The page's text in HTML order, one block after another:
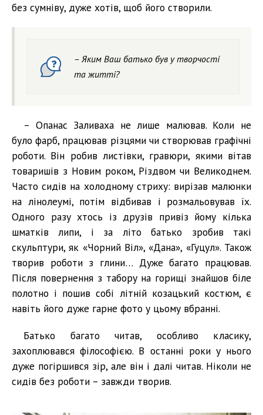
без сумніву, дуже хотів, щоб його створили.
– Яким Ваш батько був у творчості
та житті?
– Опанас Заливаха не лише малював. Коли не
було фарб, працював різцями чи створював графічні
роботи. Він робив листівки, гравюри, якими вітав
товаришів з Новим роком, Різдвом чи Великоднем.
Часто сидів на холодному стриху: вирізав малюнки
на лінолеумі, потім відбивав і розмальовував їх.
Одного разу хтось із друзів привіз йому кілька
шматків липи, і за літо батько зробив такі
скульптури, як «Чорний Віл», «Дана», «Гуцул». Також
творив роботи з глини… Дуже багато працював.
Після повернення з табору на горищі знайшов біле
полотно і пошив собі літній козацький костюм, є
навіть його дуже гарне фото у цьому вбранні.
Батько багато читав, особливо класику,
захоплювався філософією. В останні роки у нього
дуже погіршився зір, але він і далі читав. Ніколи не
сидів без роботи – завжди творив.